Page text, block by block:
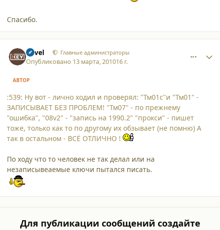
Спасибо.
Pavel Главные администраторы
Опубликовано 13 марта, 201016 г.
АВТОР
:539: Ну вот - лично ходил и проверял: "Тм01с"и "Тм01" -
ЗАПИСЫВАЕТ БЕЗ ПРОБЛЕМ! "Тм07" - по прежнему
"ошибка", "08v2" - "запись на 1990.2" "прокси" - пишет
тоже, только как то по другому их обзывает (не помню) А
так в остальном - ВСЁ ОТЛИЧНО !
По ходу что то человек не так делал или на
незаписывеаемые ключи пытался писать.
Для публикации сообщений создайте